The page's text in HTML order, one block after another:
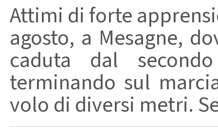
Attimi di forte
agosto, a Mesagne,
caduta dal
terminando sul
volo di diversi metri.